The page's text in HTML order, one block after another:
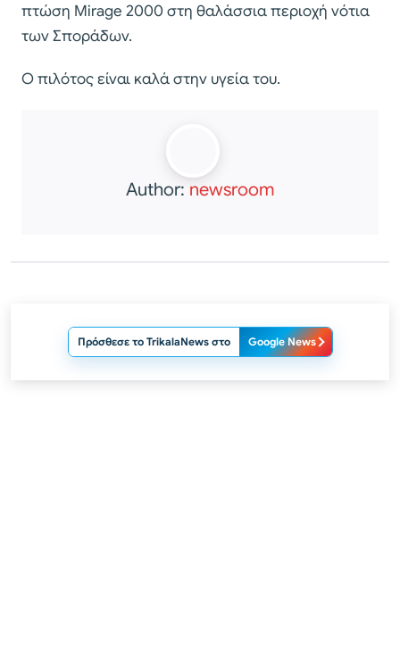
πτώση Mirage 2000 στη θαλάσσια περιοχή νότια
των Σποράδων.
Ο πιλότος είναι καλά στην υγεία του.
Author: newsroom
Πρόσθεσε το TrikalaNews στο Google News